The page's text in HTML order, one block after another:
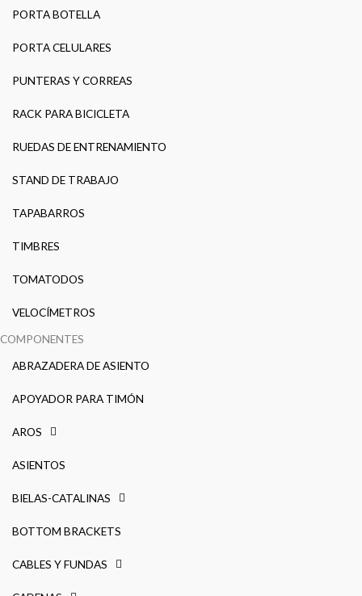
PORTA BOTELLA
PORTA CELULARES
PUNTERAS Y CORREAS
RACK PARA BICICLETA
RUEDAS DE ENTRENAMIENTO
STAND DE TRABAJO
TAPABARROS
TIMBRES
TOMATODOS
VELOCÍMETROS
COMPONENTES
ABRAZADERA DE ASIENTO
APOYADOR PARA TIMÓN
AROS
ASIENTOS
BIELAS-CATALINAS
BOTTOM BRACKETS
CABLES Y FUNDAS